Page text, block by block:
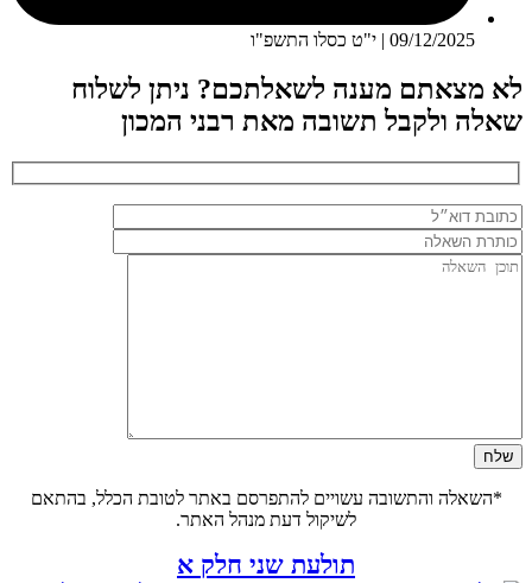
09/12/2025 | י"ט כסלו התשפ"ו
לא מצאתם מענה לשאלתכם? ניתן לשלוח
שאלה ולקבל תשובה מאת רבני המכון
*השאלה והתשובה עשויים להתפרסם באתר לטובת הכלל, בהתאם
לשיקול דעת מנהל האתר.
תולעת שני חלק א